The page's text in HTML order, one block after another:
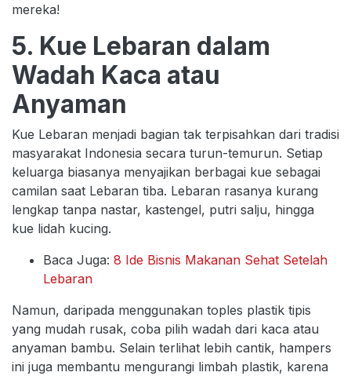
mereka!
5. Kue Lebaran dalam
Wadah Kaca atau
Anyaman
Kue Lebaran menjadi bagian tak terpisahkan dari tradisi
masyarakat Indonesia secara turun-temurun. Setiap
keluarga biasanya menyajikan berbagai kue sebagai
camilan saat Lebaran tiba. Lebaran rasanya kurang
lengkap tanpa nastar, kastengel, putri salju, hingga
kue lidah kucing.
Baca Juga: 8 Ide Bisnis Makanan Sehat Setelah
Lebaran
Namun, daripada menggunakan toples plastik tipis
yang mudah rusak, coba pilih wadah dari kaca atau
anyaman bambu. Selain terlihat lebih cantik, hampers
ini juga membantu mengurangi limbah plastik, karena